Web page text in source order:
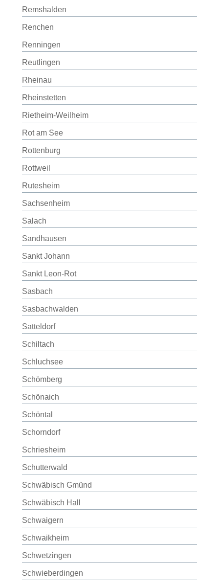
Remshalden
Renchen
Renningen
Reutlingen
Rheinau
Rheinstetten
Rietheim-Weilheim
Rot am See
Rottenburg
Rottweil
Rutesheim
Sachsenheim
Salach
Sandhausen
Sankt Johann
Sankt Leon-Rot
Sasbach
Sasbachwalden
Satteldorf
Schiltach
Schluchsee
Schömberg
Schönaich
Schöntal
Schorndorf
Schriesheim
Schutterwald
Schwäbisch Gmünd
Schwäbisch Hall
Schwaigern
Schwaikheim
Schwetzingen
Schwieberdingen